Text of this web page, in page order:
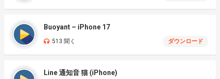
Buoyant – iPhone 17
513 聞く ダウンロード
Line 通知音 猫 (iPhone)